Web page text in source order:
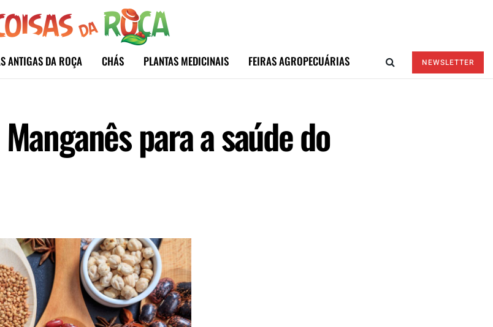
ANTIGAS DA ROÇA CHÁS PLANTAS MEDICINAIS FEIRAS AGROPECUÁRIAS NEWSLETTER
para a saúde do